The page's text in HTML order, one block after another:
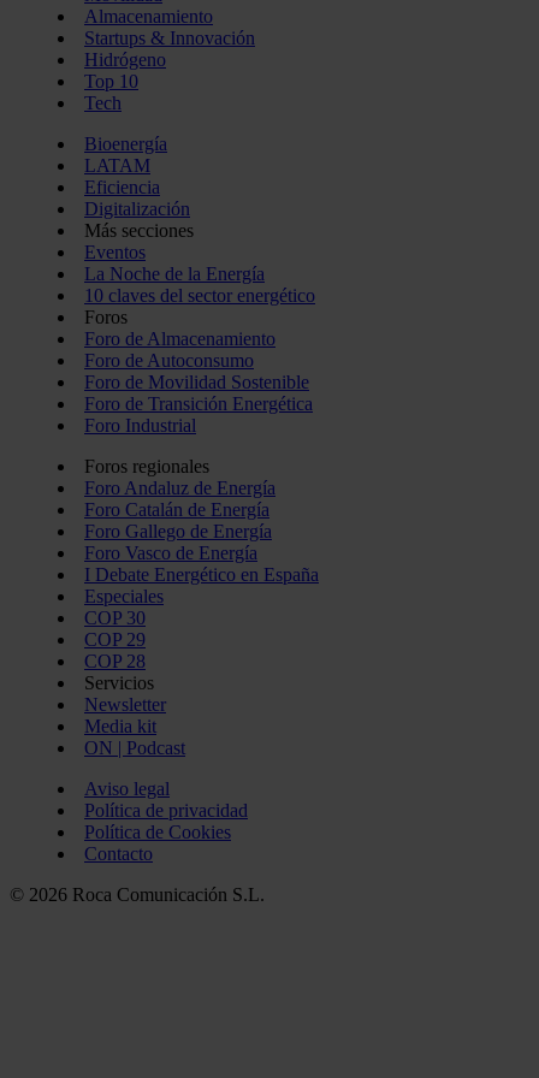
Almacenamiento
Startups & Innovación
Hidrógeno
Top 10
Tech
Bioenergía
LATAM
Eficiencia
Digitalización
Más secciones
Eventos
La Noche de la Energía
10 claves del sector energético
Foros
Foro de Almacenamiento
Foro de Autoconsumo
Foro de Movilidad Sostenible
Foro de Transición Energética
Foro Industrial
Foros regionales
Foro Andaluz de Energía
Foro Catalán de Energía
Foro Gallego de Energía
Foro Vasco de Energía
I Debate Energético en España
Especiales
COP 30
COP 29
COP 28
Servicios
Newsletter
Media kit
ON | Podcast
Aviso legal
Política de privacidad
Política de Cookies
Contacto
© 2026 Roca Comunicación S.L.